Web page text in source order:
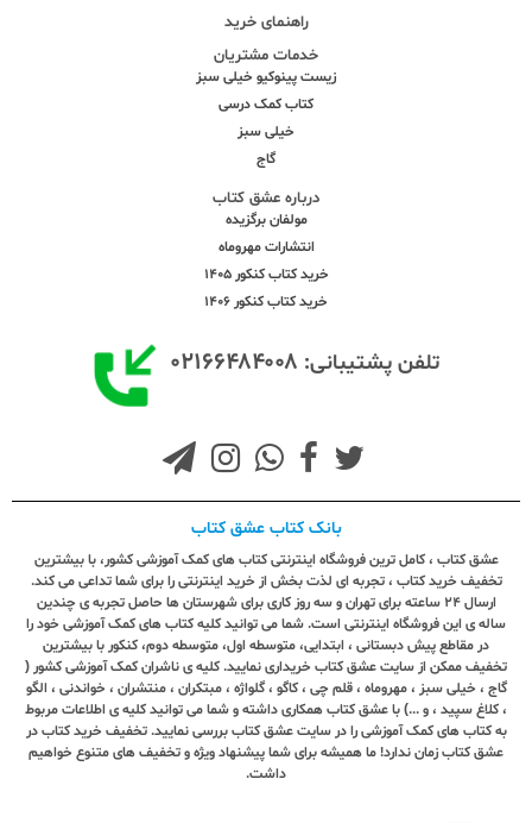
راهنمای خرید
خدمات مشتریان
زیست پینوکیو خیلی سبز
کتاب کمک درسی
خیلی سبز
گاج
درباره عشق کتاب
مولفان برگزیده
انتشارات مهروماه
خرید کتاب کنکور 1405
خرید کتاب کنکور 1406
تلفن پشتیبانی: ۰۲۱۶۶۴۸۴۰۰۸
بانک کتاب عشق کتاب
عشق کتاب ، کامل ترین فروشگاه اینترنتی کتاب های کمک آموزشی کشور، با بیشترین
تخفیف خرید کتاب ، تجربه ای لذت بخش از خرید اینترنتی را برای شما تداعی می کند.
ارسال ٢٤ ساعته برای تهران و سه روز کاری برای شهرستان ها حاصل تجربه ی چندین
ساله ی این فروشگاه اینترنتی است. شما می توانید کلیه کتاب های کمک آموزشی خود را
در مقاطع پیش دبستانی ، ابتدایی، متوسطه اول، متوسطه دوم، کنکور با بیشترین
تخفیف ممکن از سایت عشق کتاب خریداری نمایید. کلیه ی ناشران کمک آموزشی کشور (
گاج ، خیلی سبز ، مهروماه ، قلم چی ، کاگو ، گلواژه ، مبتکران ، منتشران ، خواندنی ، الگو
، کلاغ سپید ، و ...) با عشق کتاب همکاری داشته و شما می توانید کلیه ی اطلاعات مربوط
به کتاب های کمک آموزشی را در سایت عشق کتاب بررسی نمایید. تخفیف خرید کتاب در
عشق کتاب زمان ندارد! ما همیشه برای شما پیشنهاد ویژه و تخفیف های متنوع خواهیم
داشت.